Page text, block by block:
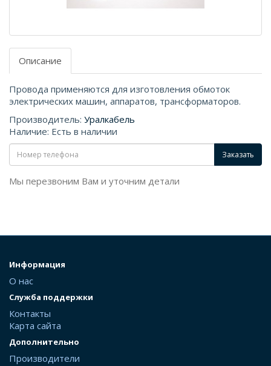
Описание
Провода применяются для изготовления обмоток
электрических машин, аппаратов, трансформаторов.
Производитель: Уралкабель
Наличие: Есть в наличии
Заказать
Мы перезвоним Вам и уточним детали
Информация
О нас
Служба поддержки
Контакты
Карта сайта
Дополнительно
Производители